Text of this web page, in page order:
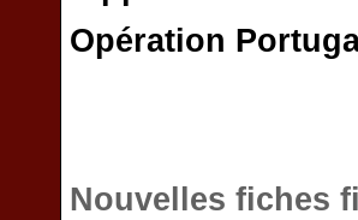
Opération
Nouvelles fiches